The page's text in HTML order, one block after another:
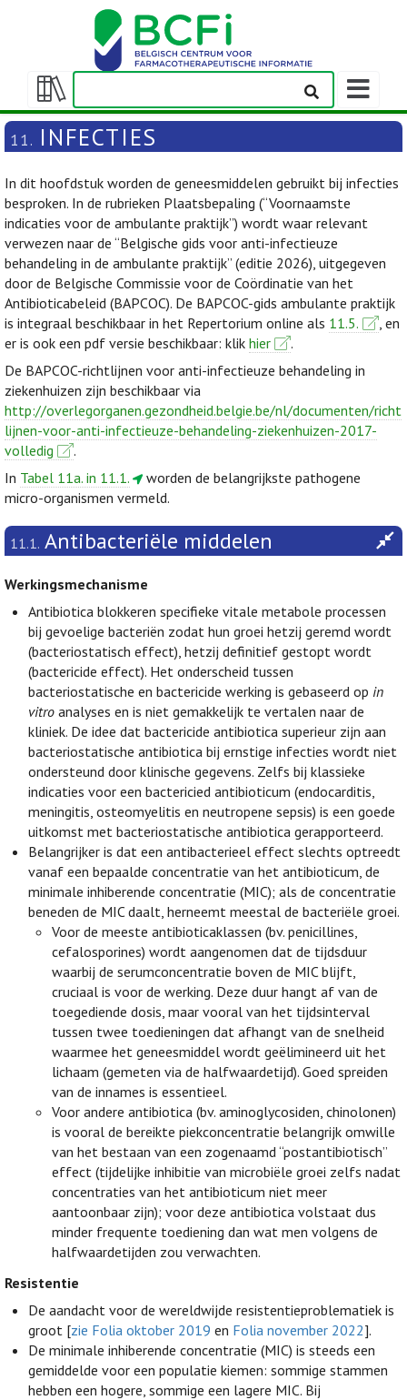
Weergeven/verbergen
inhoudstafel
11. INFECTIES
In dit hoofdstuk worden de geneesmiddelen gebruikt bij infecties
besproken. In de rubrieken Plaatsbepaling (“Voornaamste
indicaties voor de ambulante praktijk”) wordt waar relevant
verwezen naar de “Belgische gids voor anti-infectieuze
behandeling in de ambulante praktijk” (editie 2026), uitgegeven
door de Belgische Commissie voor de Coördinatie van het
Antibioticabeleid (BAPCOC). De BAPCOC-gids ambulante praktijk
is integraal beschikbaar in het Repertorium online als 11.5.
, en
er is ook een pdf versie beschikbaar: klik hier
.
De BAPCOC-richtlijnen voor anti-infectieuze behandeling in
ziekenhuizen zijn beschikbaar via
http://overlegorganen.gezondheid.belgie.be/nl/documenten/richt
lijnen-voor-anti-infectieuze-behandeling-ziekenhuizen-2017-
volledig
.
In Tabel 11a. in 11.1.
worden de belangrijkste pathogene
micro-organismen vermeld.
11.1. Antibacteriële middelen
Werkingsmechanisme
Antibiotica blokkeren specifieke vitale metabole processen
bij gevoelige bacteriën zodat hun groei hetzij geremd wordt
(bacteriostatisch effect), hetzij definitief gestopt wordt
(bactericide effect). Het onderscheid tussen
bacteriostatische en bactericide werking is gebaseerd op in
vitro analyses en is niet gemakkelijk te vertalen naar de
kliniek. De idee dat bactericide antibiotica superieur zijn aan
bacteriostatische antibiotica bij ernstige infecties wordt niet
ondersteund door klinische gegevens. Zelfs bij klassieke
indicaties voor een bactericied antibioticum (endocarditis,
meningitis, osteomyelitis en neutropene sepsis) is een goede
uitkomst met bacteriostatische antibiotica gerapporteerd.
Belangrijker is dat een antibacterieel effect slechts optreedt
vanaf een bepaalde concentratie van het antibioticum, de
minimale inhiberende concentratie (MIC); als de concentratie
beneden de MIC daalt, herneemt meestal de bacteriële groei.
Voor de meeste antibioticaklassen (bv. penicillines,
cefalosporines) wordt aangenomen dat de tijdsduur
waarbij de serumconcentratie boven de MIC blijft,
cruciaal is voor de werking. Deze duur hangt af van de
toegediende dosis, maar vooral van het tijdsinterval
tussen twee toedieningen dat afhangt van de snelheid
waarmee het geneesmiddel wordt geëlimineerd uit het
lichaam (gemeten via de halfwaardetijd). Goed spreiden
van de innames is essentieel.
Voor andere antibiotica (bv. aminoglycosiden, chinolonen)
is vooral de bereikte piekconcentratie belangrijk omwille
van het bestaan van een zogenaamd “postantibiotisch”
effect (tijdelijke inhibitie van microbiële groei zelfs nadat
concentraties van het antibioticum niet meer
aantoonbaar zijn); voor deze antibiotica volstaat dus
minder frequente toediening dan wat men volgens de
halfwaardetijden zou verwachten.
Resistentie
De aandacht voor de wereldwijde resistentieproblematiek is
groot [zie Folia oktober 2019 en Folia november 2022].
De minimale inhiberende concentratie (MIC) is steeds een
gemiddelde voor een populatie kiemen: sommige stammen
hebben een hogere, sommige een lagere MIC. Bij